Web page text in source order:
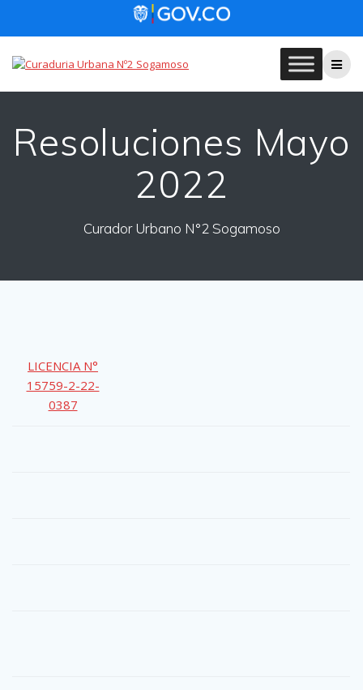
to
Resoluciones Mayo
2022
Curador Urbano N°2 Sogamoso
LICENCIA N°
15759-2-22-
0387